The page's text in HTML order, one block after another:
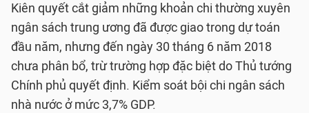
Kiên quyết cắt giảm những khoản chi thường xuyên
ngân sách trung ương đã được giao trong dự toán
đầu năm, nhưng đến ngày 30 tháng 6 năm 2018
chưa phân bổ, trừ trường hợp đặc biệt do Thủ tướng
Chính phủ quyết định. Kiểm soát bội chi ngân sách
nhà nước ở mức 3,7% GDP.